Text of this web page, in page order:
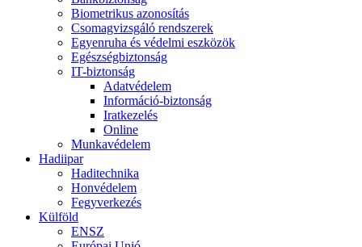
Biometrikus azonosítás
Csomagvizsgáló rendszerek
Egyenruha és védelmi eszközök
Egészségbiztonság
IT-biztonság
Adatvédelem
Információ-biztonság
Iratkezelés
Online
Munkavédelem
Hadiipar
Haditechnika
Honvédelem
Fegyverkezés
Külföld
ENSZ